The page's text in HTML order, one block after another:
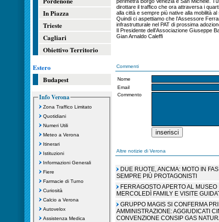
In Piazza
Trieste
Cagliari
Obiettivo Territorio
Estero
Budapest
Info Verona
Zona Traffico Limitato
Quotidiani
Numeri Utili
Meteo a Verona
Itinerari
Istituzioni
Informazioni Generali
Fiere
Farmacie di Turno
Curiosità
Calcio a Verona
Autovelox
Assistenza Medica
dirottare il traffico che ora attraversa i
alla città e sempre più native alla mobilità al
Quindi ci aspettiamo che l’Assessore
infrastrutturale nel PAT di prossima
Il Presidente dell’Associazione Giuseppe
Gian Arnaldo Caleffi
Commenti
Nome
Email
Commento
Altre notizie di Verona
DUE RUOTE, ANCMA: MOTO IN
SEMPRE PIÙ PROTAGONISTI
FERRAGOSTO APERTO AL
MERCOLEDÌ FAMILY E VISITE
GRUPPO MAGIS SI CONFERMA
AMMINISTRAZIONE: AGGIUDICATI
CONVENZIONE CONSIP GAS